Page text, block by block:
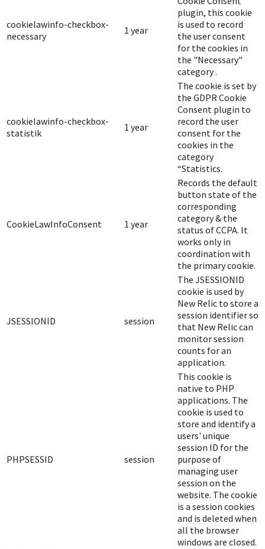
cookielawinfo-checkbox-
necessary
1 year
plugin, this cookie
is used to record
the user consent
for the cookies in
the "Necessary"
category .
cookielawinfo-checkbox-
statistik
1 year
The cookie is set by
the GDPR Cookie
Consent plugin to
record the user
consent for the
cookies in the
category
“Statistics.
CookieLawInfoConsent 1 year
Records the default
button state of the
corresponding
category & the
status of CCPA. It
works only in
coordination with
the primary cookie.
JSESSIONID session
The JSESSIONID
cookie is used by
New Relic to store a
session identifier so
that New Relic can
monitor session
counts for an
application.
PHPSESSID session
This cookie is
native to PHP
applications. The
cookie is used to
store and identify a
users' unique
session ID for the
purpose of
managing user
session on the
website. The cookie
is a session cookies
and is deleted when
all the browser
windows are closed.